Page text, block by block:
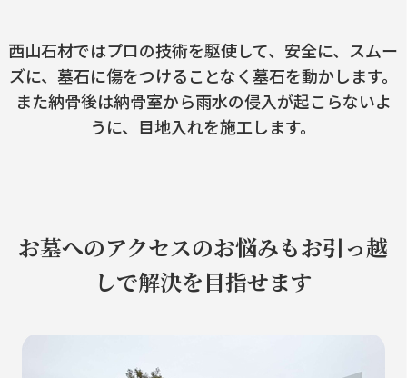
西山石材ではプロの技術を駆使して、安全に、スムー
ズに、墓石に傷をつけることなく墓石を動かします。
また納骨後は納骨室から雨水の侵入が起こらないよ
うに、目地入れを施工します。
お墓へのアクセスのお悩みもお引っ越
しで解決を目指せます